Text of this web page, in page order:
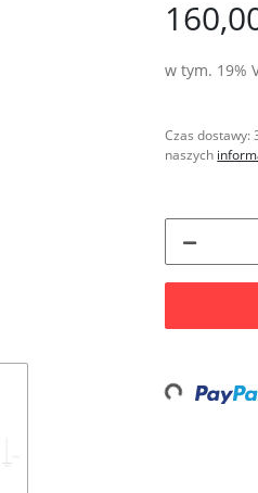
w tym. 19%
Czas dostawy:
naszych
Loading...